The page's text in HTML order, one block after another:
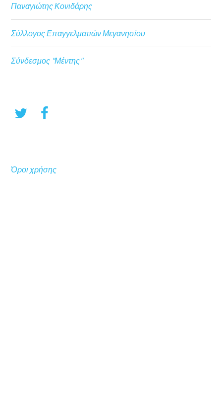
Παναγιώτης Κονιδάρης
Σύλλογος Επαγγελματιών Μεγανησίου
Σύνδεσμος "Μέντης"
Όροι χρήσης